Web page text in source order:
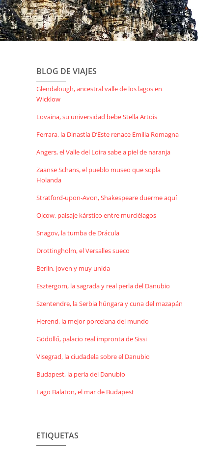
BLOG DE VIAJES
Glendalough, ancestral valle de los lagos en
Wicklow
Lovaina, su universidad bebe Stella Artois
Ferrara, la Dinastía D’Este renace Emilia Romagna
Angers, el Valle del Loira sabe a piel de naranja
Zaanse Schans, el pueblo museo que sopla
Holanda
Stratford-upon-Avon, Shakespeare duerme aquí
Ojcow, paisaje kárstico entre murciélagos
Snagov, la tumba de Drácula
Drottingholm, el Versalles sueco
Berlín, joven y muy unida
Esztergom, la sagrada y real perla del Danubio
Szentendre, la Serbia húngara y cuna del mazapán
Herend, la mejor porcelana del mundo
Gödöllő, palacio real impronta de Sissi
Visegrad, la ciudadela sobre el Danubio
Budapest, la perla del Danubio
Lago Balaton, el mar de Budapest
ETIQUETAS